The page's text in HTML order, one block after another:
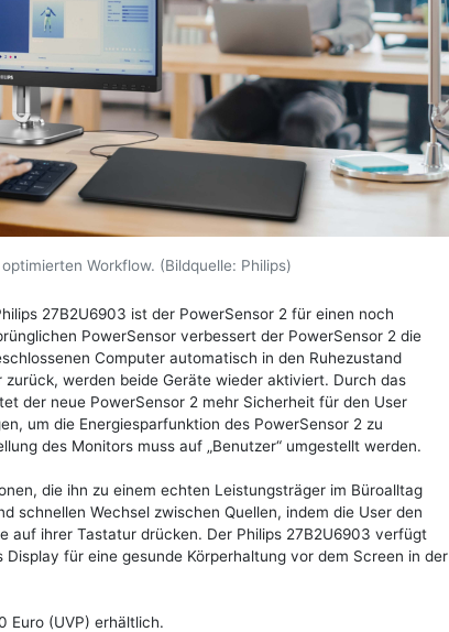
Workflow. (Bildquelle: Philips)
27B2U6903 ist der PowerSensor 2 für einen noch
PowerSensor verbessert der PowerSensor 2 die
Computer automatisch in den Ruhezustand
werden beide Geräte wieder aktiviert. Durch das
der neue PowerSensor 2 mehr Sicherheit für den User
um die Energiesparfunktion des PowerSensor 2 zu
des Monitors muss auf „Benutzer“ umgestellt werden.
die ihn zu einem echten Leistungsträger im Büroalltag
schnellen Wechsel zwischen Quellen, indem die User den
auf ihrer Tastatur drücken. Der Philips 27B2U6903 verfügt
für eine gesunde Körperhaltung vor dem Screen in der
Euro (UVP) erhältlich.